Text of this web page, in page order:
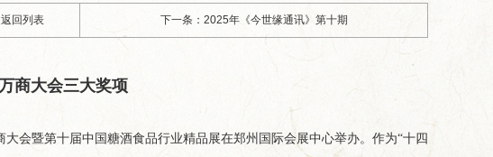
返回列表 下一条：2025年《今世缘通讯》第十期
商大会三大奖项
会暨第十届中国糖酒食品行业精品展在郑州国际会展中心举办。作为“十四